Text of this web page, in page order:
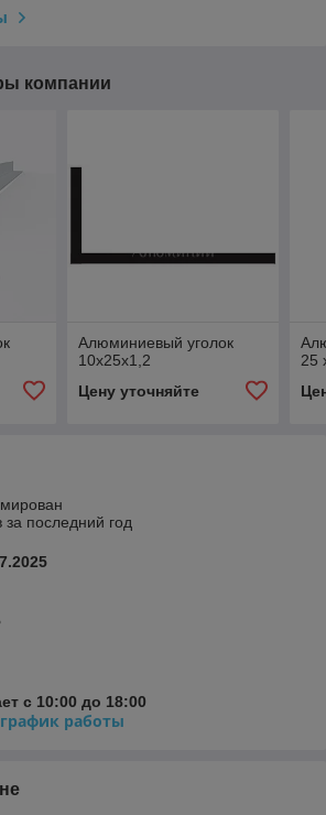
компании
Алюминиевый уголок
10x25x1,2
Цену уточняйте
25
последний год
с 10:00 до 18:00
работы